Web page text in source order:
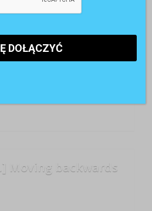
below to get the general idea:
question "what kind of
Moving backwards